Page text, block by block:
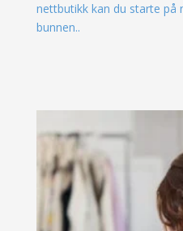
nettbutikk kan du starte på
bunnen..